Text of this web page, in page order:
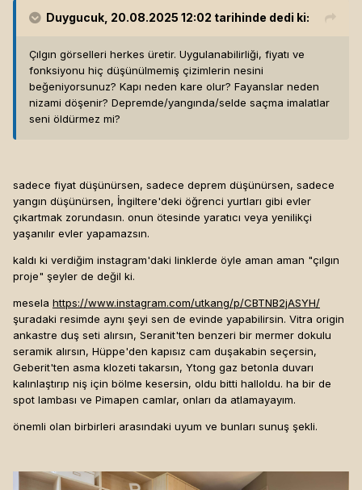
Duygucuk , 20.08.2025 12:02 tarihinde dedi ki:
Çılgın görselleri herkes üretir. Uygulanabilirliği, fiyatı ve
fonksiyonu hiç düşünülmemiş çizimlerin nesini
beğeniyorsunuz? Kapı neden kare olur? Fayanslar neden
nizami döşenir? Depremde/yangında/selde saçma imalatlar
seni öldürmez mi?
sadece fiyat düşünürsen, sadece deprem düşünürsen, sadece
yangın düşünürsen, İngiltere'deki öğrenci yurtları gibi evler
çıkartmak zorundasın. onun ötesinde yaratıcı veya yenilikçi
yaşanılır evler yapamazsın.
kaldı ki verdiğim instagram'daki linklerde öyle aman aman "çılgın
proje" şeyler de değil ki.
mesela https://www.instagram.com/utkang/p/CBTNB2jASYH/
şuradaki resimde aynı şeyi sen de evinde yapabilirsin. Vitra origin
ankastre duş seti alırsın, Seranit'ten benzeri bir mermer dokulu
seramik alırsın, Hüppe'den kapısız cam duşakabin seçersin,
Geberit'ten asma klozeti takarsın, Ytong gaz betonla duvarı
kalınlaştırıp niş için bölme kesersin, oldu bitti halloldu. ha bir de
spot lambası ve Pimapen camlar, onları da atlamayayım.
önemli olan birbirleri arasındaki uyum ve bunları sunuş şekli.